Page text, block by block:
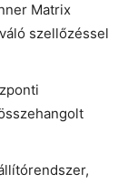
Matrix
szellőzéssel